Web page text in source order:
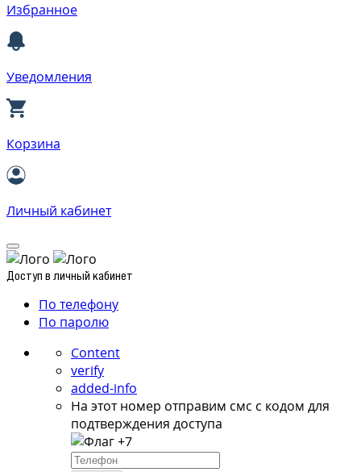
Избранное
Уведомления
Корзина
Личный кабинет
Доступ в личный кабинет
По телефону
По паролю
Content
verify
added-info
На этот номер отправим смс с кодом для
подтверждения доступа
+7